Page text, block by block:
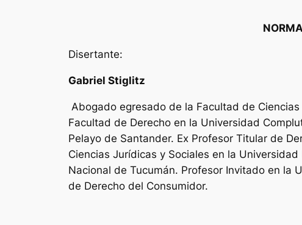
Disertante:
Gabriel Stiglitz
Abogado egresado de la Facultad de
Facultad de Derecho en la Universidad
Pelayo de Santander. Ex Profesor Titular de
Ciencias Jurídicas y Sociales en la
Nacional de Tucumán. Profesor Invitado en la
de Derecho del Consumidor.